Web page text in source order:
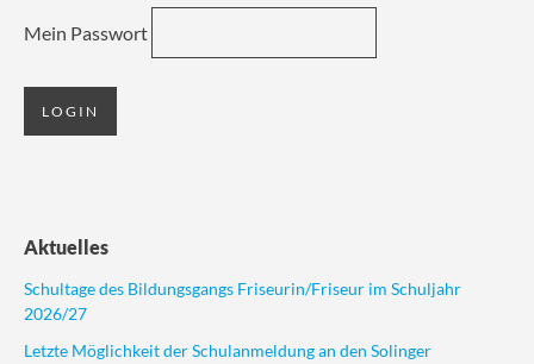
Mein Passwort
Aktuelles
Schultage des Bildungsgangs Friseurin/Friseur im Schuljahr
2026/27
Letzte Möglichkeit der Schulanmeldung an den Solinger